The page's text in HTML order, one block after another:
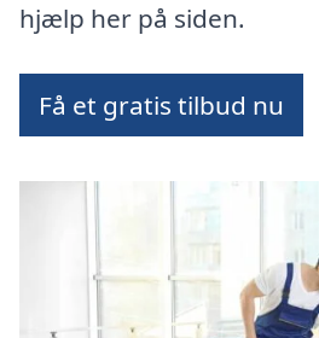
hjælp her på siden.
Få et gratis tilbud nu